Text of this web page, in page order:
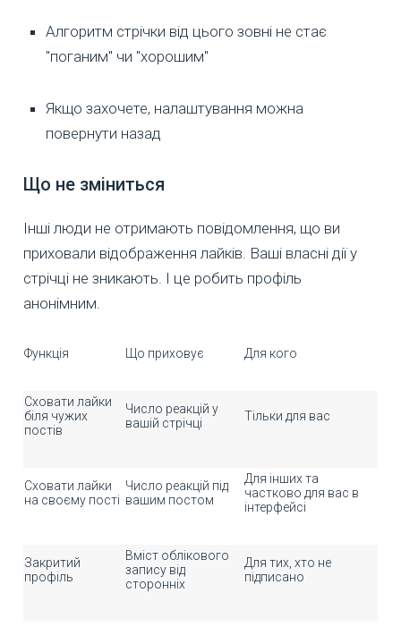
Алгоритм стрічки від цього зовні не стає
"поганим" чи "хорошим"
Якщо захочете, налаштування можна
повернути назад
Що не зміниться
Інші люди не отримають повідомлення, що ви
приховали відображення лайків. Ваші власні дії у
стрічці не зникають. І це робить профіль
анонімним.
Функція Що приховує Для кого
Сховати лайки
біля чужих
постів
Число реакцій у
вашій стрічці
Тільки для вас
Сховати лайки
на своєму пості
Число реакцій під
вашим постом
Для інших та
частково для вас в
інтерфейсі
Закритий
профіль
Вміст облікового
запису від
сторонніх
Для тих, хто не
підписано